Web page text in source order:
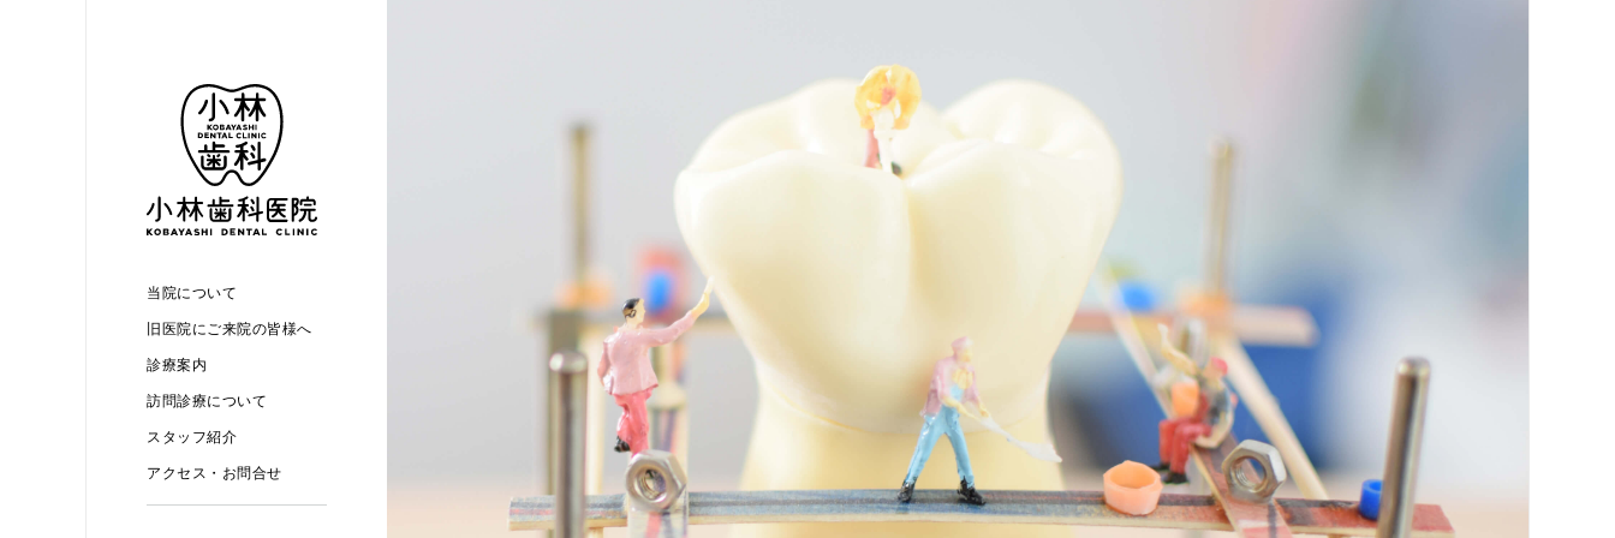
当院について
旧医院にご来院の皆様へ
診療案内
訪問診療について
スタッフ紹介
アクセス・お問合せ